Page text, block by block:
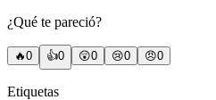
¿Qué te pareció?
🔥0 👍0 😲0 😢0 😠0
Etiquetas